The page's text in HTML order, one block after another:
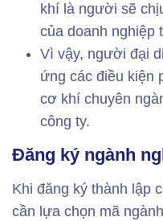
khí là người sẽ
của doanh nghiệp
Vì vậy, người đại
ứng các điều kiện
cơ khí chuyên
công ty.
Đăng ký ngành
Khi đăng ký thành lập
cần lựa chọn mã